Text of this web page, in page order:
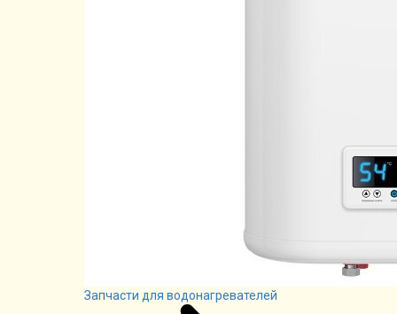
Запчасти для водонагревателей